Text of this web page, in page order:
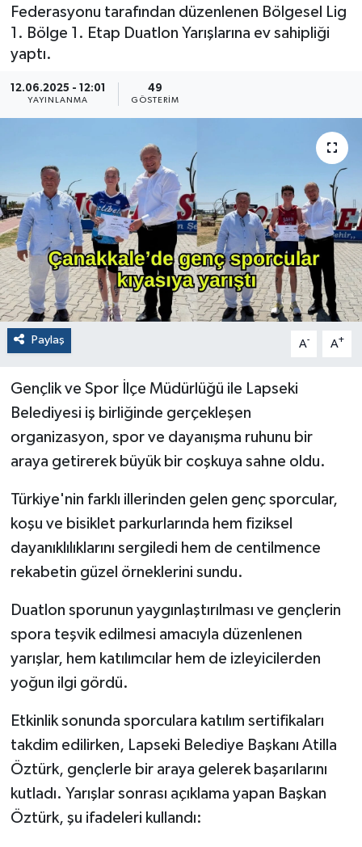
Federasyonu tarafından düzenlenen Bölgesel Lig
1. Bölge 1. Etap Duatlon Yarışlarına ev sahipliği
yaptı.
12.06.2025 - 12:01
YAYINLANMA
49
GÖSTERIM
Paylaş A- A+
Gençlik ve Spor İlçe Müdürlüğü ile Lapseki
Belediyesi iş birliğinde gerçekleşen
organizasyon, spor ve dayanışma ruhunu bir
araya getirerek büyük bir coşkuya sahne oldu.
Türkiye'nin farklı illerinden gelen genç sporcular,
koşu ve bisiklet parkurlarında hem fiziksel
dayanıklılıklarını sergiledi hem de centilmence
rekabetin güzel örneklerini sundu.
Duatlon sporunun yaygınlaştırılması ve gençlerin
spora teşvik edilmesi amacıyla düzenlenen
yarışlar, hem katılımcılar hem de izleyicilerden
yoğun ilgi gördü.
Etkinlik sonunda sporculara katılım sertifikaları
takdim edilirken, Lapseki Belediye Başkanı Atilla
Öztürk, gençlerle bir araya gelerek başarılarını
kutladı. Yarışlar sonrası açıklama yapan Başkan
Öztürk, şu ifadeleri kullandı: